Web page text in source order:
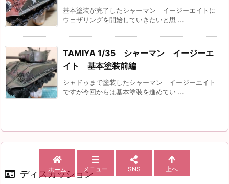
基本塗装が完了したシャーマン イージーエイトに
ウェザリングを開始していきたいと思 ...
TAMIYA 1/35 シャーマン イージーエ
イト 基本塗装前編
シャドゥまで塗装したシャーマン イージーエイト
ですが今回からは基本塗装を進めてい ...
ディスカッション
ホーム メニュー SNS 上へ